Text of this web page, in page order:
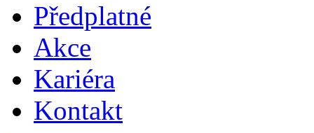
Předplatné
Akce
Kariéra
Kontakt